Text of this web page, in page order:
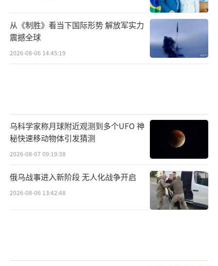
从《制胜》看当下国际形势 解放军实力
震撼全球
2026-08-06 14:45:19
乌科学家称月球附近观测到多个UFO 神
秘快速移动物体引发猜测
2026-08-07 09:19:38
俄乌战事进入新阶段 无人化战争开启
2026-08-06 13:42:48